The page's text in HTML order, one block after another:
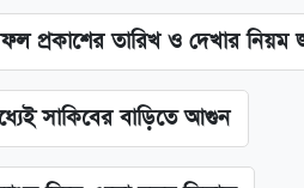
তারিখ ও দেখার নিয়ম
সাকিবের বাড়িতে আগুন